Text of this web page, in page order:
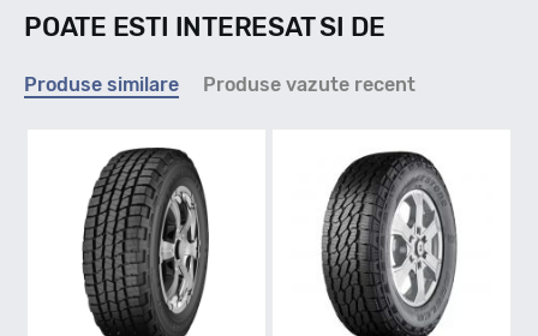
Indice viteza
H - max 210km/h
Indice greutate
POATE ESTI INTERESAT SI DE
Produse similare Produse vazute recent